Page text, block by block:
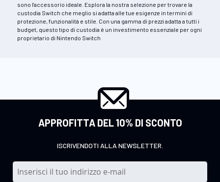
sono l'accessorio ideale. Esplora la nostra selezione per trovare la
custodia Switch che meglio si adatta alle tue esigenze in termini di
protezione, funzionalità e stile. Con una gamma di prezzi adatta a tutti i
budget, questo tipo di custodia è un investimento essenziale per ogni
proprietario di Nintendo Switch
APPROFITTA DEL 10% DI SCONTO
ISCRIVENDOTI ALLA NEWSLETTER.
I
s